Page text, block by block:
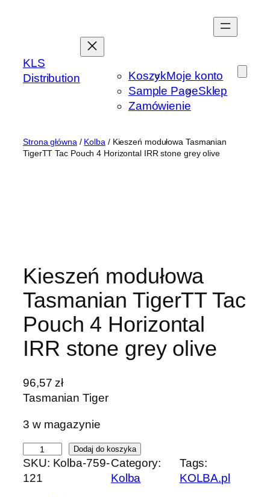
KLS
Distribution
KoszykMoje konto
Sample PageSklep
Zamówienie
Strona główna / Kolba / Kieszeń modułowa Tasmanian
TigerTT Tac Pouch 4 Horizontal IRR stone grey olive
Kieszeń modułowa
Tasmanian TigerTT Tac
Pouch 4 Horizontal
IRR stone grey olive
96,57zł
Tasmanian Tiger
3 w magazynie
l
o
Dodaj do koszyka
SKU: Kolba-759-
121
Category:
Kolba
Tags:
KOLBA.pl